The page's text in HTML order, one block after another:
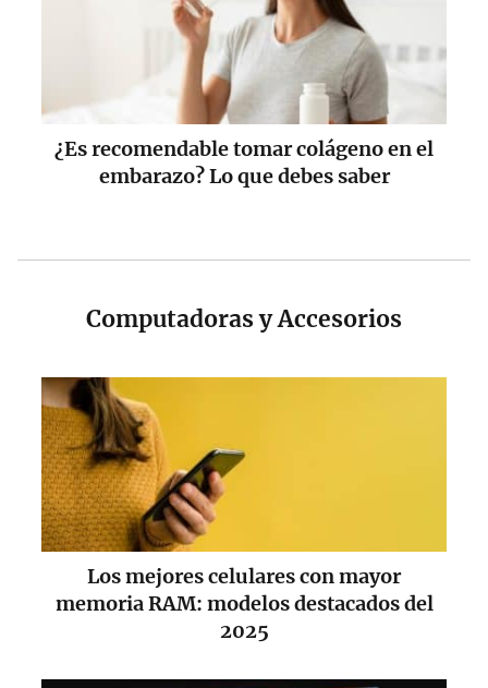
¿Es recomendable tomar colágeno en el
embarazo? Lo que debes saber
Computadoras y Accesorios
Los mejores celulares con mayor
memoria RAM: modelos destacados del
2025